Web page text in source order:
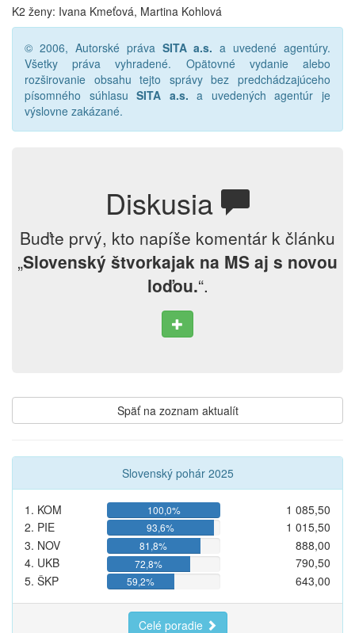
K2 ženy: Ivana Kmeťová, Martina Kohlová
© 2006, Autorské práva SITA a.s. a uvedené agentúry.
Všetky práva vyhradené. Opätovné vydanie alebo
rozširovanie obsahu tejto správy bez predchádzajúceho
písomného súhlasuSITA a.s. a uvedených agentúr je
výslovne zakázané.
Diskusia
Buďte prvý, kto napíše komentár k článku
„Slovenský štvorkajak na MS aj s novou
loďou.“.
Späť na zoznam aktualít
Slovenský pohár 2025
1. KOM 100,0%
1 085,50
2. PIE
93,6%
1 015,50
3. NOV
81,8%
888,00
4. UKB
72,8%
790,50
5. ŠKP
59,2% 643,00
Celé poradie